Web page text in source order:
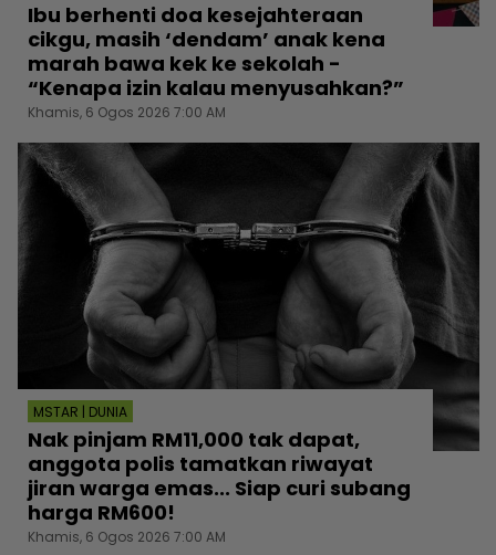
Ibu berhenti doa kesejahteraan
cikgu, masih ‘dendam’ anak kena
marah bawa kek ke sekolah -
“Kenapa izin kalau menyusahkan?”
Khamis, 6 Ogos 2026 7:00 AM
MSTAR | DUNIA
Nak pinjam RM11,000 tak dapat,
anggota polis tamatkan riwayat
jiran warga emas... Siap curi subang
harga RM600!
Khamis, 6 Ogos 2026 7:00 AM